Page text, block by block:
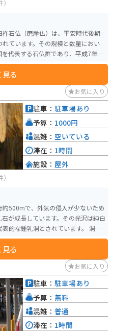
石仏（磨崖仏）は、平安時代後期
ています。その規模と数量におい
代表する石仏群であり、平成7年6
が国宝に指定されました。
見る
お気に入り
500mで、外気の侵入が少ないため
が成長しています。その光沢は純白
な鍾乳洞とされています。 洞内
大で、「天上界」の無数に垂れ下
「瑞雲の滝」の滝壺、「仙人の
一定の温度に保
のエアコンのような環境です。大
年の昭和2年4月4日に「風連洞
た。発見当時の入洞口は深検洞と
や椿など、洞内とは違った自然の
見る
駐車： 駐車場あり
予算： 1000円
混雑： 空いている
滞在： 1時間
施設： 屋外
お気に入り
駐車： 駐車場あり
予算： 無料
混雑： 普通
滞在： 1時間